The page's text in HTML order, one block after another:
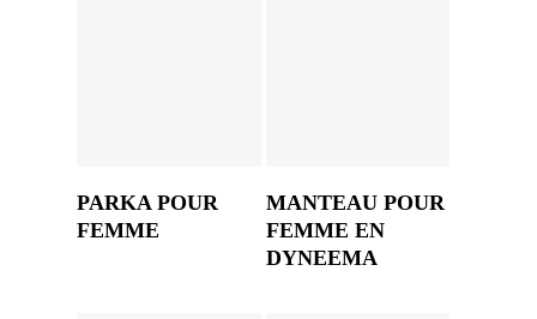
PARKA POUR
FEMME
MANTEAU POUR
FEMME EN
DYNEEMA